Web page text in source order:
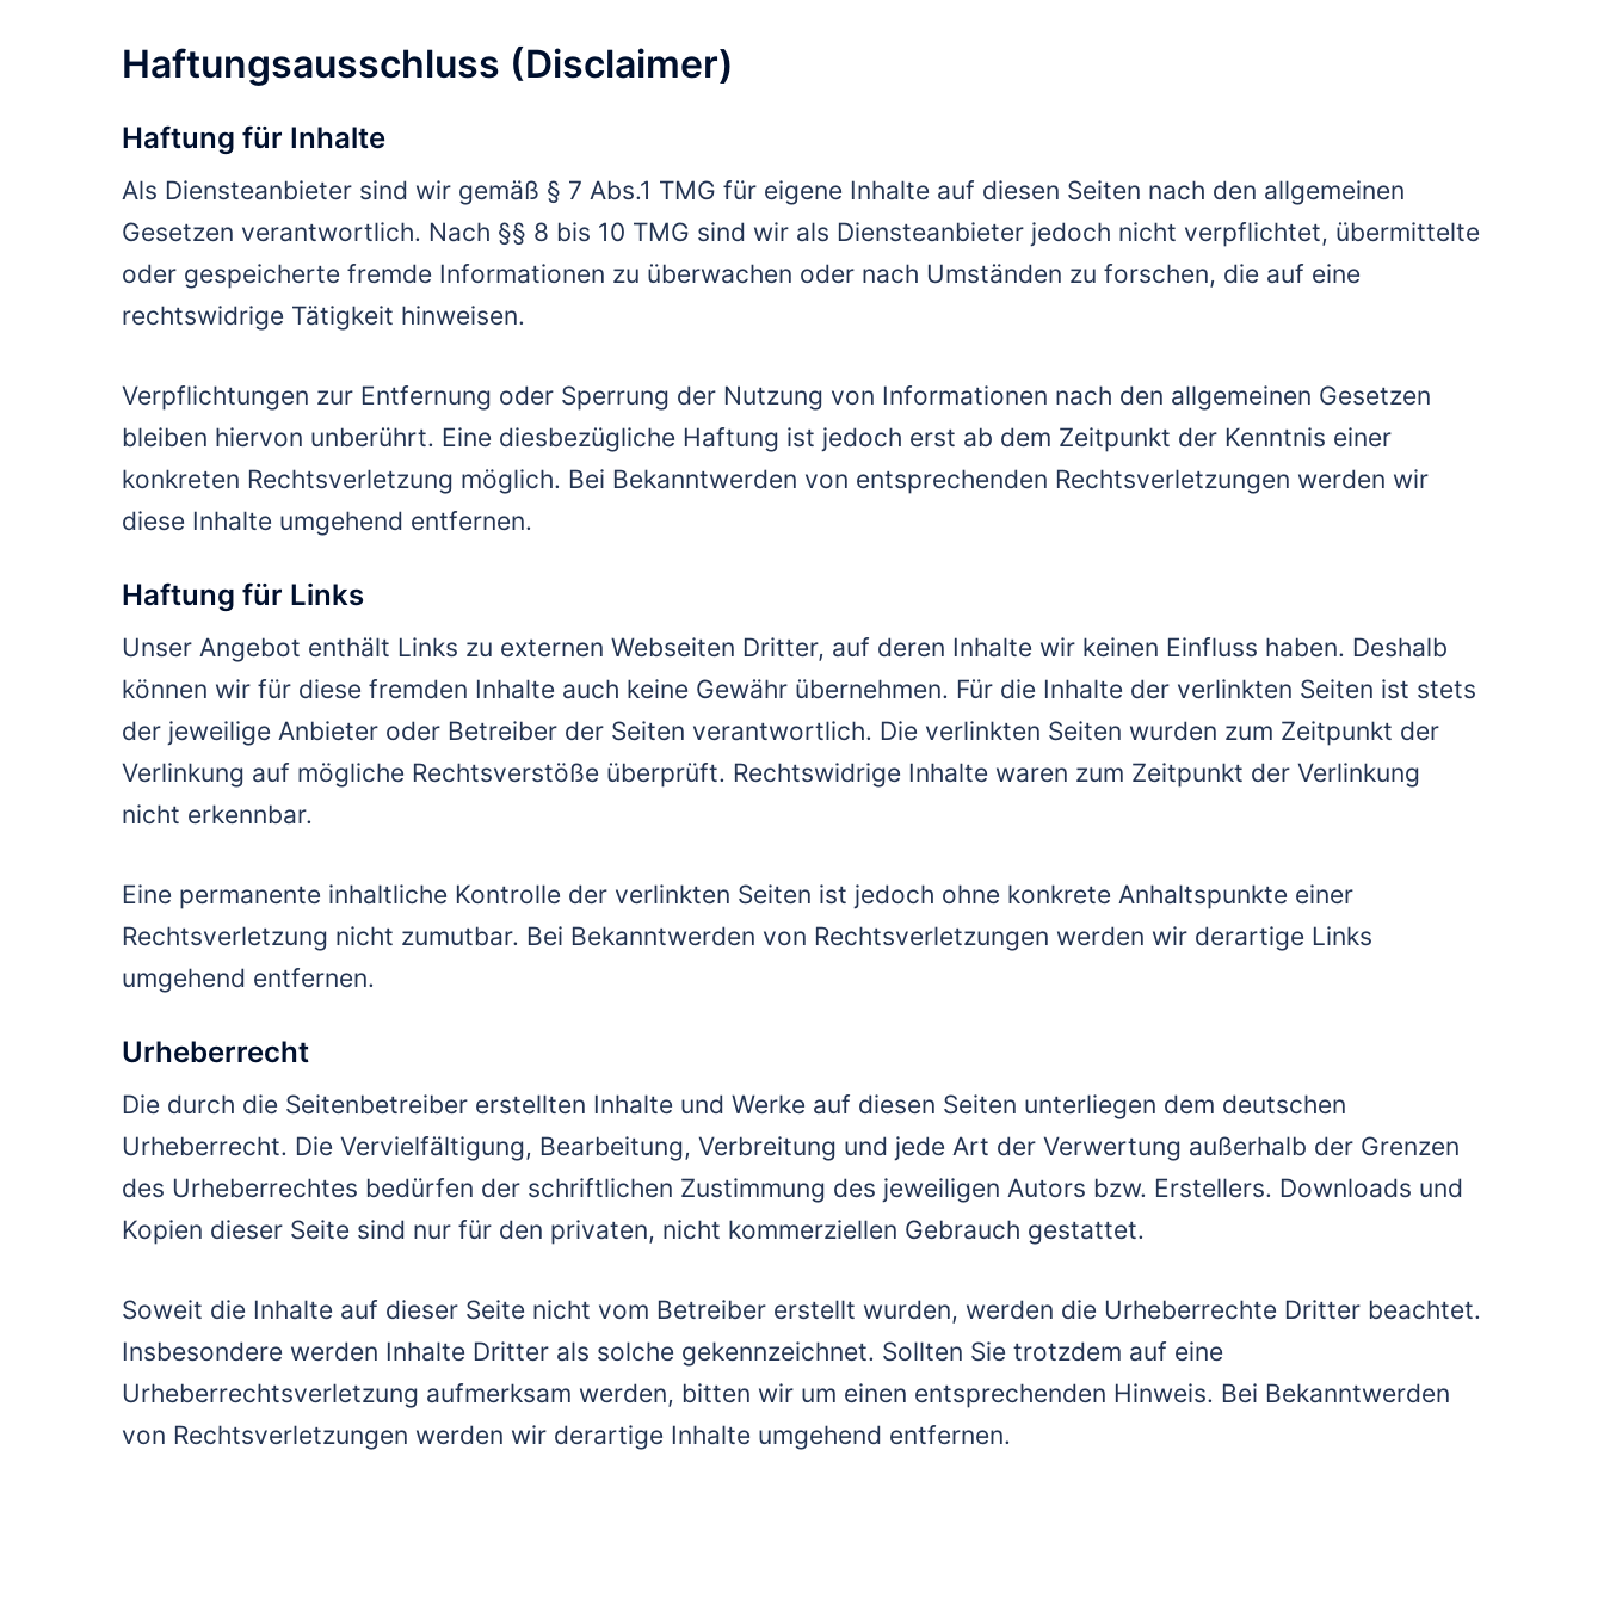
Haftungsausschluss (Disclaimer)
Haftung für Inhalte
Als Diensteanbieter sind wir gemäß § 7 Abs.1 TMG für eigene Inhalte auf diesen Seiten nach den allgemeinen
Gesetzen verantwortlich. Nach §§ 8 bis 10 TMG sind wir als Diensteanbieter jedoch nicht verpflichtet, übermittelte
oder gespeicherte fremde Informationen zu überwachen oder nach Umständen zu forschen, die auf eine
rechtswidrige Tätigkeit hinweisen.
Verpflichtungen zur Entfernung oder Sperrung der Nutzung von Informationen nach den allgemeinen Gesetzen
bleiben hiervon unberührt. Eine diesbezügliche Haftung ist jedoch erst ab dem Zeitpunkt der Kenntnis einer
konkreten Rechtsverletzung möglich. Bei Bekanntwerden von entsprechenden Rechtsverletzungen werden wir
diese Inhalte umgehend entfernen.
Haftung für Links
Unser Angebot enthält Links zu externen Webseiten Dritter, auf deren Inhalte wir keinen Einfluss haben. Deshalb
können wir für diese fremden Inhalte auch keine Gewähr übernehmen. Für die Inhalte der verlinkten Seiten ist stets
der jeweilige Anbieter oder Betreiber der Seiten verantwortlich. Die verlinkten Seiten wurden zum Zeitpunkt der
Verlinkung auf mögliche Rechtsverstöße überprüft. Rechtswidrige Inhalte waren zum Zeitpunkt der Verlinkung
nicht erkennbar.
Eine permanente inhaltliche Kontrolle der verlinkten Seiten ist jedoch ohne konkrete Anhaltspunkte einer
Rechtsverletzung nicht zumutbar. Bei Bekanntwerden von Rechtsverletzungen werden wir derartige Links
umgehend entfernen.
Urheberrecht
Die durch die Seitenbetreiber erstellten Inhalte und Werke auf diesen Seiten unterliegen dem deutschen
Urheberrecht. Die Vervielfältigung, Bearbeitung, Verbreitung und jede Art der Verwertung außerhalb der Grenzen
des Urheberrechtes bedürfen der schriftlichen Zustimmung des jeweiligen Autors bzw. Erstellers. Downloads und
Kopien dieser Seite sind nur für den privaten, nicht kommerziellen Gebrauch gestattet.
Soweit die Inhalte auf dieser Seite nicht vom Betreiber erstellt wurden, werden die Urheberrechte Dritter beachtet.
Insbesondere werden Inhalte Dritter als solche gekennzeichnet. Sollten Sie trotzdem auf eine
Urheberrechtsverletzung aufmerksam werden, bitten wir um einen entsprechenden Hinweis. Bei Bekanntwerden
von Rechtsverletzungen werden wir derartige Inhalte umgehend entfernen.